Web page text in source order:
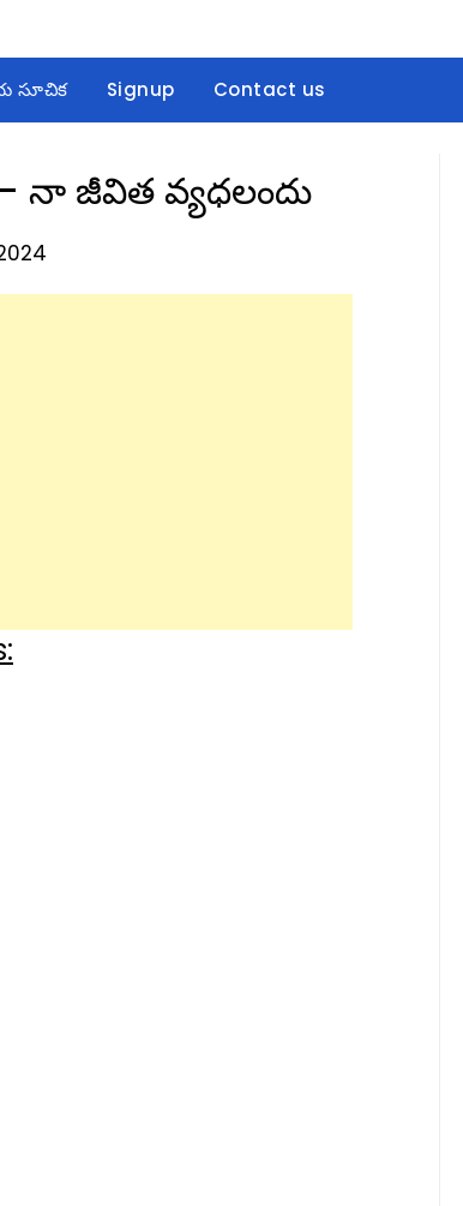
సూచిక Signup Contact us
నా జీవిత వ్యధలందు